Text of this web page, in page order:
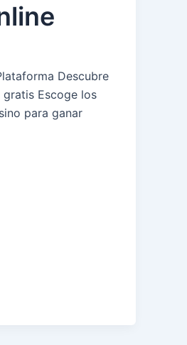
Descubre
gratis Escoge los
para ganar